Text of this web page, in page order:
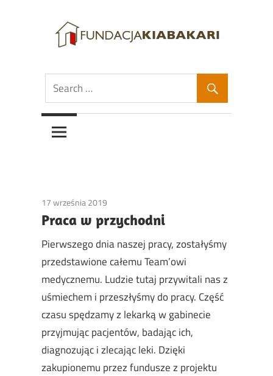
content
Fundacja
Kiabakari
Kiabakari
17 września 2019
Praca w przychodni
Pierwszego dnia naszej pracy, zostałyśmy
przedstawione całemu Team’owi
medycznemu. Ludzie tutaj przywitali nas z
uśmiechem i przeszłyśmy do pracy. Część
czasu spędzamy z lekarką w gabinecie
przyjmując pacjentów, badając ich,
diagnozując i zlecając leki. Dzięki
zakupionemu przez fundusze z projektu